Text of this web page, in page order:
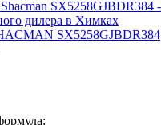
SX5258GJBDR384